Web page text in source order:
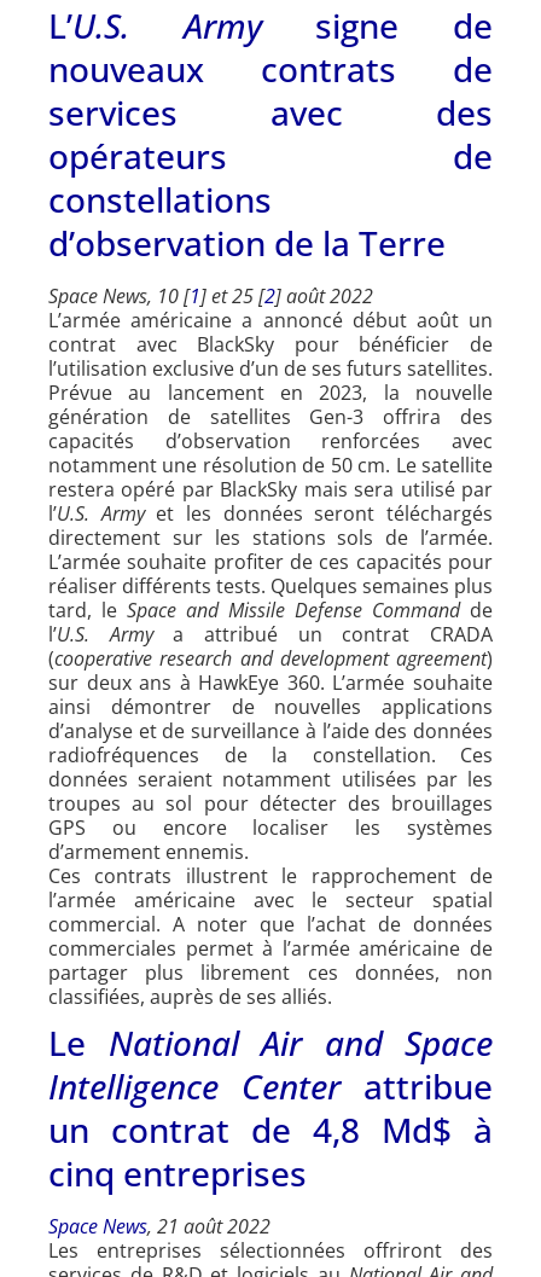
L’U.S. Armysigne de
nouveaux contrats de
services avec des
opérateurs de
constellations
d’observation de la Terre
Space News, 10 [1] et 25 [2] août 2022
L’armée américaine a annoncé début août un
contrat avec BlackSky pour bénéficier de
l’utilisation exclusive d’un de ses futurs satellites.
Prévue au lancement en 2023, la nouvelle
génération de satellites Gen-3 offrira des
capacités d’observation renforcées avec
notamment une résolution de 50 cm. Le satellite
restera opéré par BlackSky mais sera utilisé par
l’U.S. Army et les données seront téléchargés
directement sur les stations sols de l’armée.
L’armée souhaite profiter de ces capacités pour
réaliser différents tests. Quelques semaines plus
tard, le Space and Missile Defense Commandde
l’U.S. Armya attribué un contrat CRADA
(cooperative research and development agreement)
sur deux ans à HawkEye 360. L’armée souhaite
ainsi démontrer de nouvelles applications
d’analyse et de surveillance à l’aide des données
radiofréquences de la constellation. Ces
données seraient notamment utilisées par les
troupes au sol pour détecter des brouillages
GPS ou encore localiser les systèmes
d’armement ennemis.
Ces contrats illustrent le rapprochement de
l’armée américaine avec le secteur spatial
commercial. A noter que l’achat de données
commerciales permet à l’armée américaine de
partager plus librement ces données, non
classifiées, auprès de ses alliés.
Le National Air and Space
Intelligence Centerattribue
un contrat de 4,8 Md$ à
cinq entreprises
Space News, 21 août 2022
Les entreprises sélectionnées offriront des